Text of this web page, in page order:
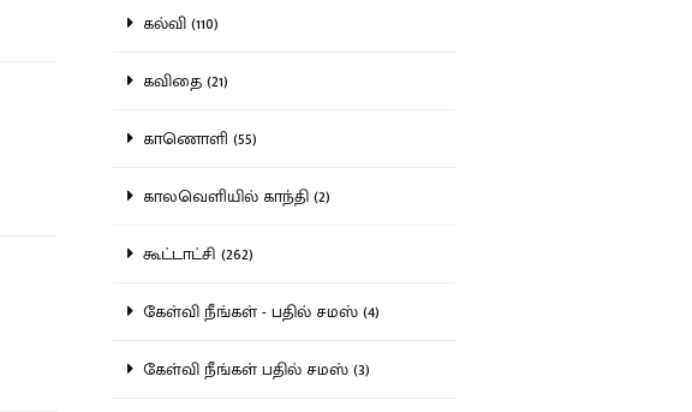
கல்வி (110)
கவிதை (21)
காணொளி (55)
காலவெளியில் காந்தி (2)
கூட்டாட்சி (262)
கேள்வி நீங்கள் - பதில் சமஸ் (4)
கேள்வி நீங்கள் பதில் சமஸ் (3)